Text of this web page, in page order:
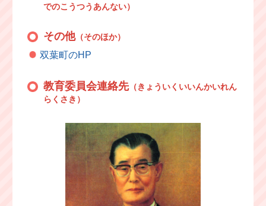
でのこうつうあんない）
その他（そのほか）
双葉町のHP
教育委員会連絡先（きょういくいいんかいれん
らくさき）